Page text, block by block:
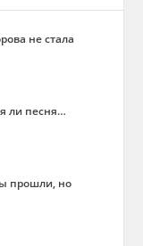
не стала
ли песня…
прошли, но